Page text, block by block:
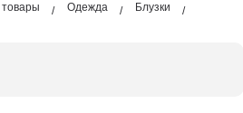
Одежда Блузки